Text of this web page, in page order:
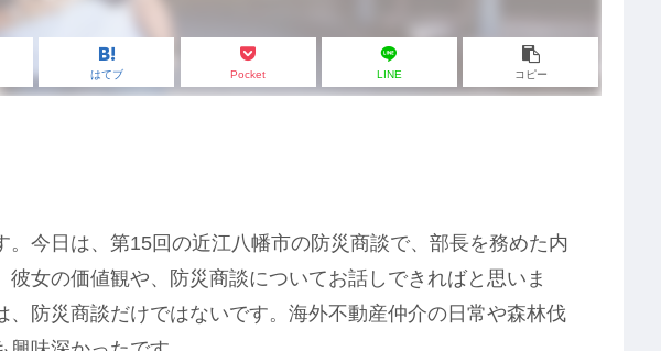
はてブ Pocket LINE コピー
。今日は、第15回の近江八幡市の防災商談で、部長を務めた内
彼女の価値観や、防災商談についてお話しできればと思いま
、防災商談だけではないです。海外不動産仲介の日常や森林伐